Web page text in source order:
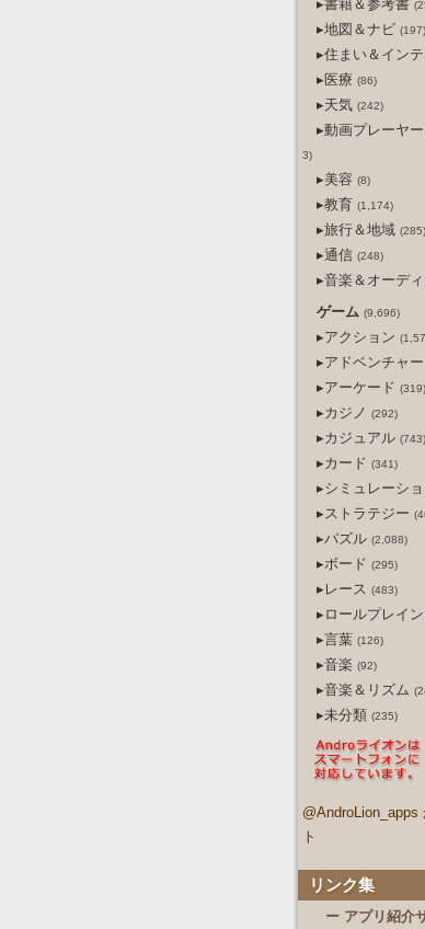
▸書籍＆参考書
▸地図＆ナビ (197)
▸住まい＆インテ
▸医療 (86)
▸天気 (242)
▸動画プレーヤー
3)
▸美容 (8)
▸教育 (1,174)
▸旅行＆地域 (285)
▸通信 (248)
▸音楽＆オーディ
ゲーム (9,696)
▸アクション
▸アドベンチャー
▸アーケード (319)
▸カジノ (292)
▸カジュアル (743)
▸カード (341)
▸シミュレーショ
▸ストラテジー
▸パズル (2,088)
▸ボード (295)
▸レース (483)
▸ロールプレイ
▸言葉 (126)
▸音楽 (92)
▸音楽＆リズム
▸未分類 (235)
@AndroLion_apps
ト
リンク集
ー アプリ紹介